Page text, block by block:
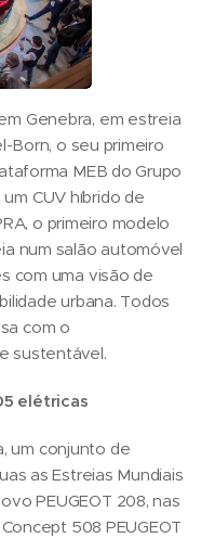
Genebra, em estreia
Born, o seu primeiro
MEB do Grupo
CUV híbrido de
o primeiro modelo
num salão automóvel
com uma visão de
urbana. Todos
com o
sustentável.
elétricas
um conjunto de
as Estreias Mundiais
PEUGEOT 208, nas
508 PEUGEOT